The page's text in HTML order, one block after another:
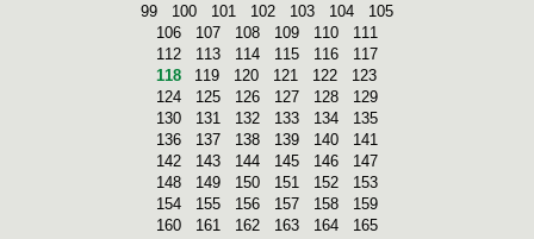
99
100 101 102 103 104
105
106
107 108 109 110
111
112
113 114 115 116
117
118
119 120 121 122
123
124
125 126 127 128
129
130
131 132 133 134
135
136
137 138 139 140
141
142
143 144 145 146
147
148
149 150 151 152
153
154
155 156 157 158
159
160
161 162 163 164
165